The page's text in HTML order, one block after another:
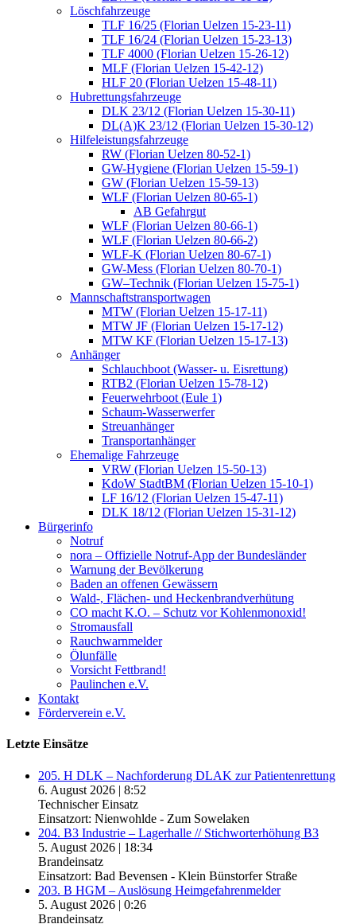
Löschfahrzeuge
TLF 16/25 (Florian Uelzen 15-23-11)
TLF 16/24 (Florian Uelzen 15-23-13)
TLF 4000 (Florian Uelzen 15-26-12)
MLF (Florian Uelzen 15-42-12)
HLF 20 (Florian Uelzen 15-48-11)
Hubrettungsfahrzeuge
DLK 23/12 (Florian Uelzen 15-30-11)
DL(A)K 23/12 (Florian Uelzen 15-30-12)
Hilfeleistungsfahrzeuge
RW (Florian Uelzen 80-52-1)
GW-Hygiene (Florian Uelzen 15-59-1)
GW (Florian Uelzen 15-59-13)
WLF (Florian Uelzen 80-65-1)
AB Gefahrgut
WLF (Florian Uelzen 80-66-1)
WLF (Florian Uelzen 80-66-2)
WLF-K (Florian Uelzen 80-67-1)
GW-Mess (Florian Uelzen 80-70-1)
GW–Technik (Florian Uelzen 15-75-1)
Mannschaftstransportwagen
MTW (Florian Uelzen 15-17-11)
MTW JF (Florian Uelzen 15-17-12)
MTW KF (Florian Uelzen 15-17-13)
Anhänger
Schlauchboot (Wasser- u. Eisrettung)
RTB2 (Florian Uelzen 15-78-12)
Feuerwehrboot (Eule 1)
Schaum-Wasserwerfer
Streuanhänger
Transportanhänger
Ehemalige Fahrzeuge
VRW (Florian Uelzen 15-50-13)
KdoW StadtBM (Florian Uelzen 15-10-1)
LF 16/12 (Florian Uelzen 15-47-11)
DLK 18/12 (Florian Uelzen 15-31-12)
Bürgerinfo
Notruf
nora – Offizielle Notruf-App der Bundesländer
Warnung der Bevölkerung
Baden an offenen Gewässern
Wald-, Flächen- und Heckenbrandverhütung
CO macht K.O. – Schutz vor Kohlenmonoxid!
Stromausfall
Rauchwarnmelder
Ölunfälle
Vorsicht Fettbrand!
Paulinchen e.V.
Kontakt
Förderverein e.V.
Letzte Einsätze
205. H DLK – Nachforderung DLAK zur Patientenrettung
6. August 2026 | 8:52
Technischer Einsatz
Einsatzort: Nienwohlde - Zum Sowelaken
204. B3 Industrie – Lagerhalle // Stichworterhöhung B3
5. August 2026 | 18:34
Brandeinsatz
Einsatzort: Bad Bevensen - Klein Bünstorfer Straße
203. B HGM – Auslösung Heimgefahrenmelder
5. August 2026 | 0:26
Brandeinsatz